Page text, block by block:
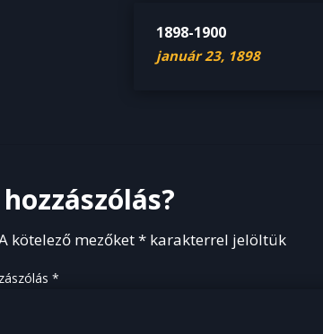
1898-1900
január 23, 1898
kötelező mezőket* karakterrel jelöltük
*